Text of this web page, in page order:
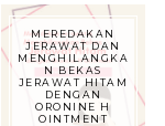
MEREDAKAN
JERAWAT DAN
MENGHILANGKA
N BEKAS
JERAWAT HITAM
DENGAN
ORONINE H
OINTMENT